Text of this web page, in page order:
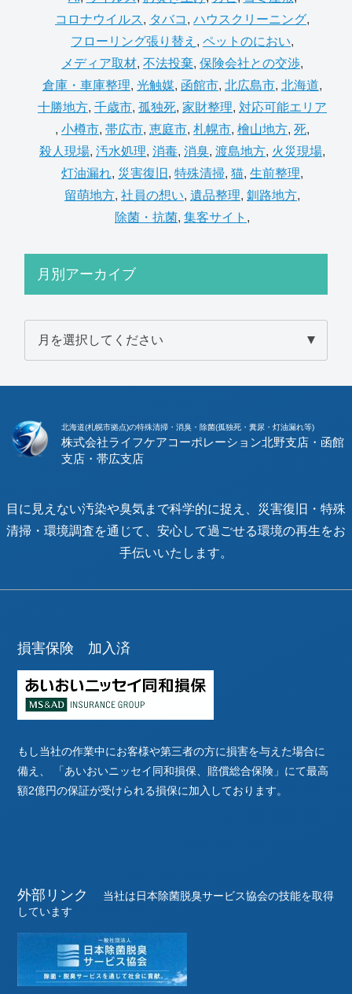
コロナウイルス, タバコ , ハウスクリーニング,
フローリング張り替え , ペットのにおい,
メディア取材, 不法投棄, 保険会社との交渉,
倉庫・車庫整理, 光触媒, 函館市, 北広島市, 北海道,
十勝地方, 千歳市, 孤独死, 家財整理, 対応可能エリア
, 小樽市, 帯広市, 恵庭市, 札幌市, 檜山地方, 死,
殺人現場, 汚水処理, 消毒, 消臭, 渡島地方, 火災現場,
灯油漏れ, 災害復旧 , 特殊清掃, 猫, 生前整理,
留萌地方, 社員の想い, 遺品整理, 釧路地方,
除菌・抗菌, 集客サイト ,
月別アーカイブ
北海道(札幌市拠点)の特殊清掃・消臭・除菌(孤独死・糞尿・灯油漏れ等)
株式会社ライフケアコーポレーション
目に見えない汚染や臭気まで科学的に捉え、災害復旧・特殊
清掃・環境調査を通じて、安心して過ごせる環境の再生をお
手伝いいたします。
損害保険 加入済
もし当社の作業中にお客様や第三者の方に損害を与えた場合に
備え、
「あいおいニッセイ同和損保、賠償総合保険」にて最高
額2億円の保証が受けられる損保に加入しております。
外部リンク
当社は日本除菌脱臭サービス協会の技能を取得
しています